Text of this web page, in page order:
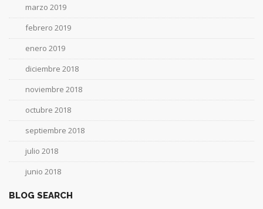
marzo 2019
febrero 2019
enero 2019
diciembre 2018
noviembre 2018
octubre 2018
septiembre 2018
julio 2018
junio 2018
BLOG SEARCH